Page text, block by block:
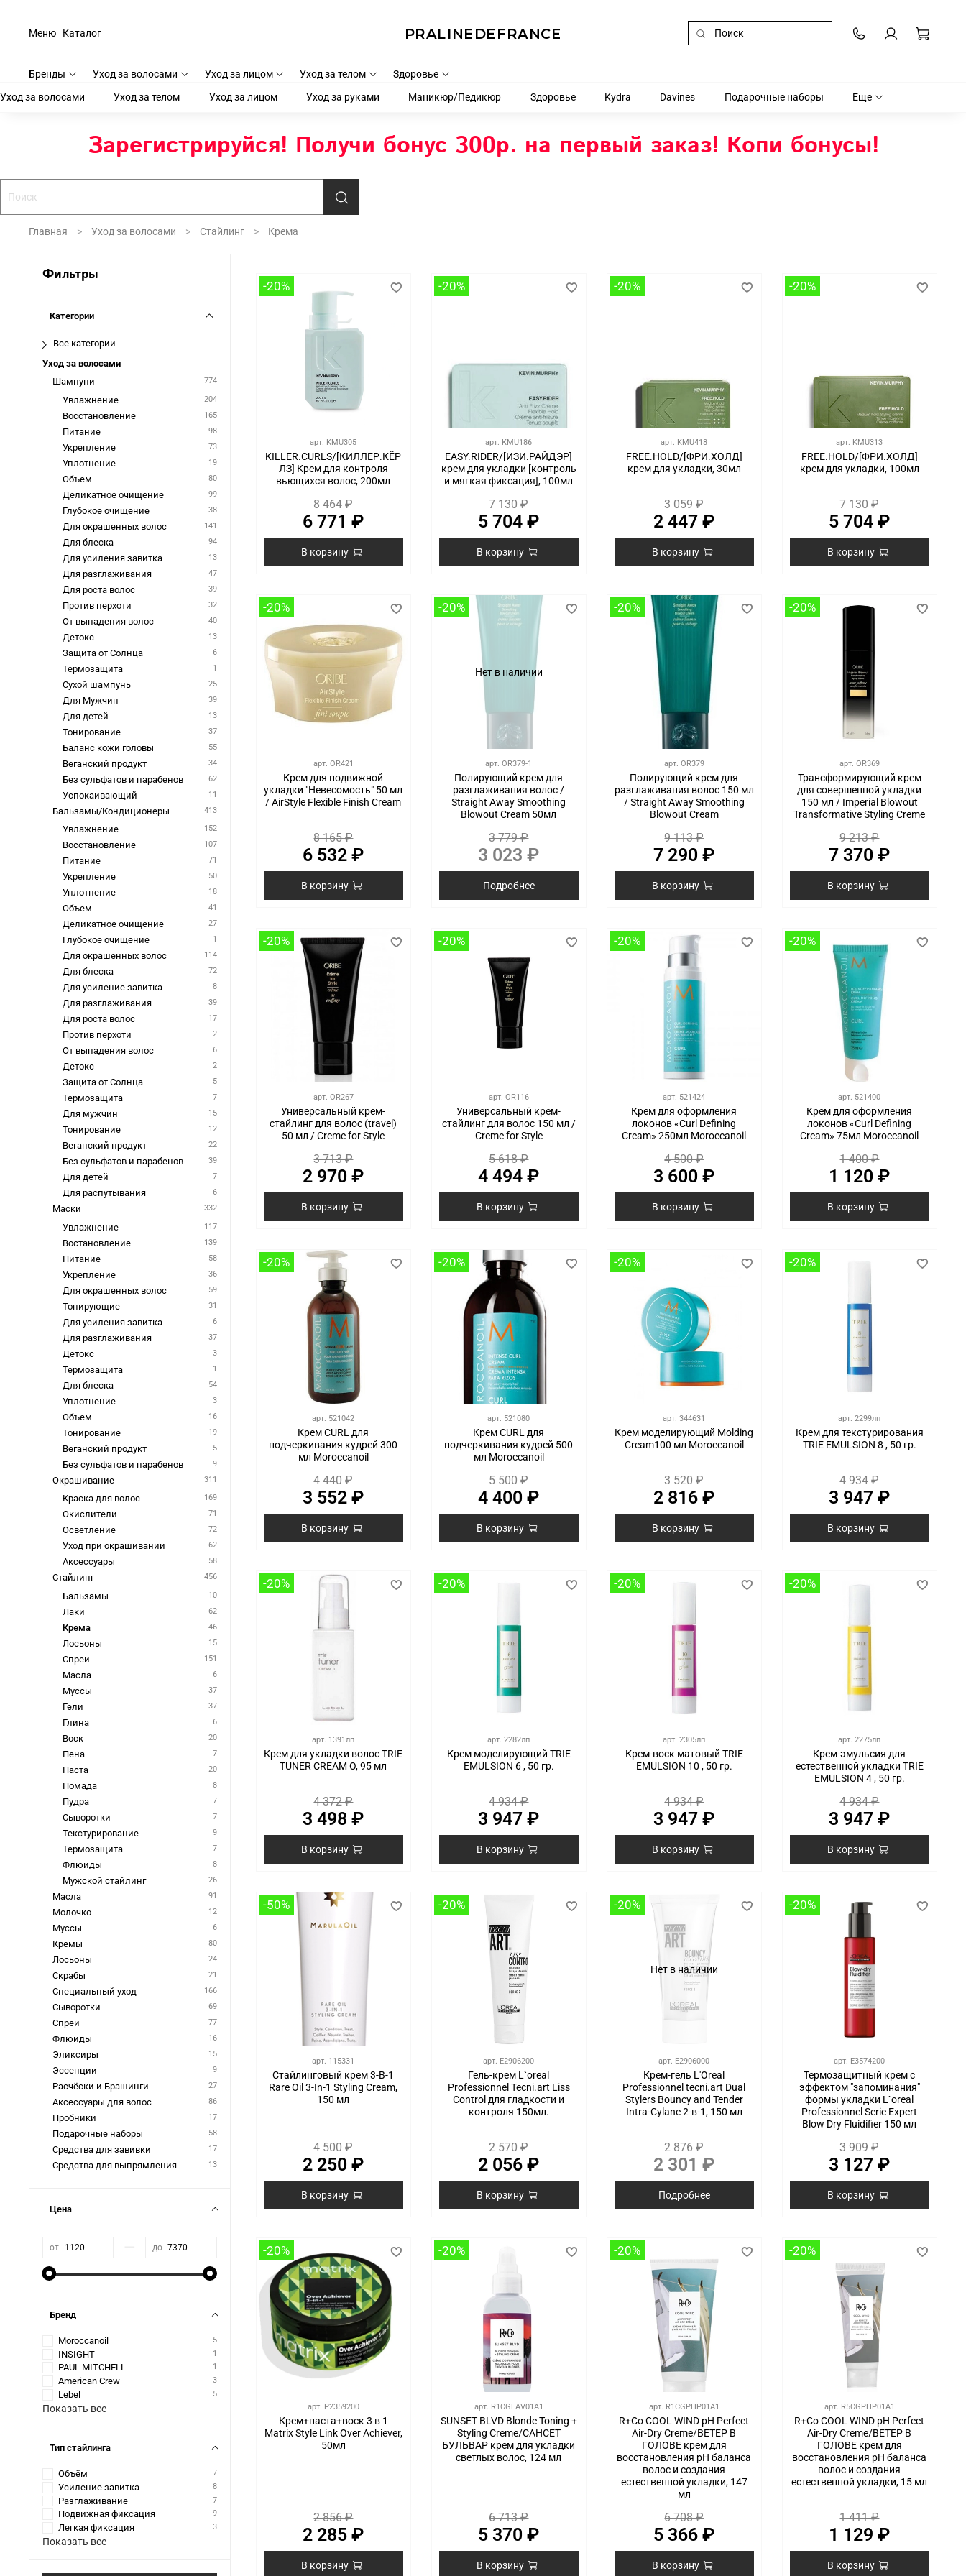
PRALINEDEFRANCE
Каталог
Меню
Бренды Уход за волосами Уход за лицом Уход за телом Здоровье
Уход за волосами Уход за телом Уход за лицом Уход за руками Маникюр/Педикюр Здоровье Kydra Davines Подарочные наборы Еще
Зарегистрируйся! Получи бонус 300р. на первый заказ! Копи бонусы!
Главная Уход за волосами Стайлинг Крема
-20%
арт. KMU305
KILLER.CURLS/[КИЛЛЕР.КЁР
ЛЗ] Крем для контроля
вьющихся волос, 200мл
8 464 ₽
6 771 ₽
В корзину
-20%
арт. KMU186
EASY.RIDER/[ИЗИ.РАЙДЭР]
крем для укладки [контроль
и мягкая фиксация], 100мл
7 130 ₽
5 704 ₽
В корзину
-20%
арт. KMU418
FREE.HOLD/[ФРИ.ХОЛД]
крем для укладки, 30мл
3 059 ₽
2 447 ₽
В корзину
-20%
арт. KMU313
FREE.HOLD/[ФРИ.ХОЛД]
крем для укладки, 100мл
7 130 ₽
5 704 ₽
В корзину
-20%
арт. OR421
Крем для подвижной
укладки "Невесомость" 50 мл
/ AirStyle Flexible Finish Cream
8 165 ₽
6 532 ₽
В корзину
Нет в наличии
-20%
арт.OR379-1
Полирующий крем для
разглаживания волос /
Straight Away Smoothing
Blowout Cream 50мл
3 779 ₽
3 023 ₽
Подробнее
-20%
арт. OR379
Полирующий крем для
разглаживания волос 150 мл
/ Straight Away Smoothing
Blowout Cream
9 113 ₽
7 290 ₽
В корзину
-20%
арт. OR369
Трансформирующий крем
для совершенной укладки
150 мл / Imperial Blowout
Transformative Styling Creme
9 213 ₽
7 370 ₽
В корзину
-20%
арт. OR267
Универсальный крем-
стайлинг для волос (travel)
50 мл / Creme for Style
3 713 ₽
2 970 ₽
В корзину
-20%
арт. OR116
Универсальный крем-
стайлинг для волос 150 мл /
Creme for Style
5 618 ₽
4 494 ₽
В корзину
-20%
арт. 521424
Крем для оформления
локонов «Curl Defining
Cream» 250мл Moroccanoil
4 500 ₽
3 600 ₽
В корзину
-20%
арт. 521400
Крем для оформления
локонов «Curl Defining
Cream» 75мл Moroccanoil
1 400 ₽
1 120 ₽
В корзину
-20%
арт. 521042
Крем CURL для
подчеркивания кудрей 300
мл Moroccanoil
4 440 ₽
3 552 ₽
В корзину
-20%
арт. 521080
Крем CURL для
подчеркивания кудрей 500
мл Moroccanoil
5 500 ₽
4 400 ₽
В корзину
-20%
арт.344631
Крем моделирующий Molding
Cream100 мл Moroccanoil
3 520 ₽
2 816 ₽
В корзину
-20%
арт.2299лп
Крем для текстурирования
TRIE EMULSION 8 , 50 гр.
4 934 ₽
3 947 ₽
В корзину
-20%
арт. 1391лп
Крем для укладки волос TRIE
TUNER CREAM O, 95 мл
4 372 ₽
3 498 ₽
В корзину
-20%
арт.2282лп
Крем моделирующий TRIE
EMULSION 6 , 50 гр.
4 934 ₽
3 947 ₽
В корзину
-20%
арт.2305лп
Крем-воск матовый TRIE
EMULSION 10 , 50 гр.
4 934 ₽
3 947 ₽
В корзину
-20%
арт.2275лп
Крем-эмульсия для
естественной укладки TRIE
EMULSION 4 , 50 гр.
4 934 ₽
3 947 ₽
В корзину
-50%
арт. 115331
Стайлинговый крем 3-В-1
Rare Oil 3-In-1 Styling Cream,
150 мл
4 500 ₽
2 250 ₽
В корзину
-20%
арт. E2906200
Гель-крем L`oreal
Professionnel Tecni.art Liss
Control для гладкости и
контроля 150мл.
2 570 ₽
2 056 ₽
В корзину
Нет в наличии
-20%
арт. E2906000
Крем-гель L'Oreal
Professionnel tecni.art Dual
Stylers Bouncy and Tender
Intra-Cylane 2-в-1, 150 мл
2 876 ₽
2 301 ₽
Подробнее
-20%
арт. E3574200
Термозащитный крем с
эффектом "запоминания"
формы укладки L`oreal
Professionnel Serie Expert
Blow Dry Fluidifier 150 мл
3 909 ₽
3 127 ₽
В корзину
-20%
арт. P2359200
Крем+паста+воск 3 в 1
Matrix Style Link Over Achiever,
50мл
2 856 ₽
2 285 ₽
В корзину
-20%
арт. R1CGLAV01A1
SUNSET BLVD Blonde Toning +
Styling Creme/САНСЕТ
БУЛЬВАР крем для укладки
светлых волос, 124 мл
6 713 ₽
5 370 ₽
В корзину
-20%
арт. R1CGPHP01A1
R+Co COOL WIND pH Perfect
Air-Dry Creme/ВЕТЕР В
ГОЛОВЕ крем для
восстановления pH баланса
волос и создания
естественной укладки, 147
мл
6 708 ₽
5 366 ₽
В корзину
-20%
арт. R5CGPHP01A1
R+Co COOL WIND pH Perfect
Air-Dry Creme/ВЕТЕР В
ГОЛОВЕ крем для
восстановления pH баланса
волос и создания
естественной укладки, 15 мл
1 411 ₽
1 129 ₽
В корзину
Фильтры
Категории
Все категории
Уход за волосами
Шампуни
774
Увлажнение 204
Восстановление 165
Питание 98
Укрепление 73
Уплотнение 19
Объем 80
Деликатное очищение 99
Глубокое очищение 38
Для окрашенных волос 141
Для блеска 94
Для усиления завитка 13
Для разглаживания 47
Для роста волос 39
Против перхоти 32
От выпадения волос 40
Детокс 13
Защита от Солнца 6
Термозащита 1
Сухой шампунь 25
Для Мужчин 39
Для детей 13
Тонирование 37
Баланс кожи головы 55
Веганский продукт 34
Без сульфатов и парабенов 62
Успокаивающий 11
Бальзамы/Кондиционеры 413
Увлажнение 152
Восстановление 107
Питание 71
Укрепление 50
Уплотнение 18
Объем 41
Деликатное очищение 27
Глубокое очищение 1
Для окрашенных волос 114
Для блеска 72
Для усиление завитка 8
Для разглаживания 39
Для роста волос 17
Против перхоти 2
От выпадения волос 6
Детокс 2
Защита от Солнца 5
Термозащита 7
Для мужчин 15
Тонирование 12
Веганский продукт 22
Без сульфатов и парабенов 39
Для детей 7
Для распутывания 6
Маски 332
Увлажнение 117
Востановление 139
Питание 58
Укрепление 36
Для окрашенных волос 59
Тонирующие 31
Для усиления завитка 6
Для разглаживания 37
Детокс 3
Термозащита 1
Для блеска 54
Уплотнение 3
Объем 16
Тонирование 19
Веганский продукт 5
Без сульфатов и парабенов 9
Окрашивание 311
Краска для волос 169
Окислители 71
Осветление 72
Уход при окрашивании 62
Аксессуары 58
Стайлинг 456
Бальзамы 10
Лаки 62
Крема 46
Лосьоны 15
Спреи 151
Масла 6
Муссы 37
Гели 37
Глина 6
Воск 20
Пена 7
Паста 20
Помада 8
Пудра 7
Сыворотки 7
Текстурирование 9
Термозащита 7
Флюиды 8
Мужской стайлинг 26
Масла 91
Молочко 12
Муссы 6
Кремы 80
Лoсьоны 24
Скрабы 21
Специальный уход 166
Сыворотки 69
Спреи 77
Флюиды 16
Эликсиры 15
Эссенции 9
Расчёски и Брашинги 27
Аксессуары для волос 86
Пробники 17
Подарочные наборы 58
Средства для завивки 17
Средства для выпрямления 13
Цена
от до
Бренд
Moroccanoil 5
INSIGHT 1
PAUL MITCHELL 1
American Crew 3
Lebel 5
Показать все
Тип стайлинга
Объём 7
Усиление завитка 8
Разглаживание 7
Подвижная фиксация 9
Легкая фиксация 3
Показать все